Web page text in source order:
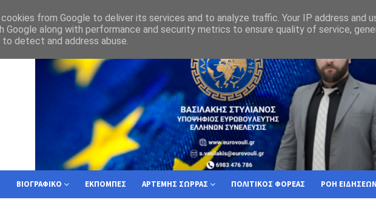
ΕΥΡΩΠΑΙΚΗ ΕΝΩΣΗ Γιατί ο Ελληνας Πολίτης πρέπει να επιλέξει την Ελλήνων Συνέλευσις
ΒΙΟΓΡΑΦΙΚΟ ΕΚΠΟΜΠΕΣ ΑΡΤΕΜΗΣ ΣΩΡΡΑΣ ΠΟΛΙΤΙΚΟΣ ΦΟΡΕΑΣ ΡΟΗ ΕΙΔΗΣΕΩΝ
from Google to deliver its services and to analyze traffic. Your IP address and
Google along with performance and security metrics to ensure quality of service,
detect and address abuse.